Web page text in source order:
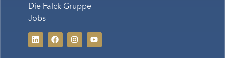
Die Falck Gruppe
Jobs